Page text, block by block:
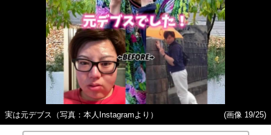
実は元デブス（写真：本人Instagramより） (画像 19/25)